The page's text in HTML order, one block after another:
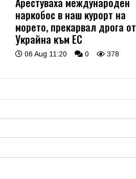
наркобос в наш курорт на
морето, прекарвал дрога от
Украйна към ЕС
06 Aug 11:20 0 378